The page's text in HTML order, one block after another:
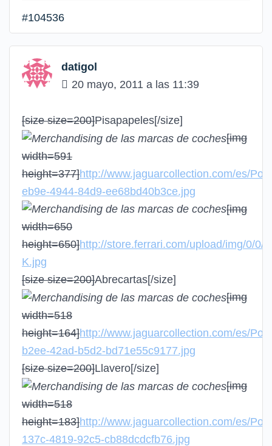
#104536
datigol
20 mayo, 2011 a las 11:39
[size size=200]Pisapapeles[/size]
[img
width=591
height=377]http://www.jaguarcollection.com/es/
eb9e-4944-84d9-ee68bd40b3ce.jpg
[img
width=650
height=650]http://store.ferrari.com/upload/img/0/0/
K.jpg
[size size=200]Abrecartas[/size]
[img
width=518
height=164]http://www.jaguarcollection.com/es/
b2ee-42ad-b5d2-bd71e55c9177.jpg
[size size=200]Llavero[/size]
[img
width=518
height=183]http://www.jaguarcollection.com/es/
137c-4819-92c5-cb88dcdcfb76.jpg